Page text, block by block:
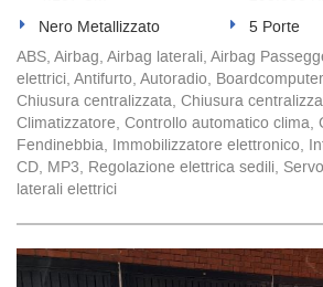
Nero Metallizzato
5 Porte
ABS, Airbag, Airbag laterali, Airbag
elettrici, Antifurto, Autoradio,
Chiusura centralizzata, Chiusura
Climatizzatore, Controllo automatico clima,
Fendinebbia, Immobilizzatore elettronico,
CD, MP3, Regolazione elettrica sedili,
laterali elettrici